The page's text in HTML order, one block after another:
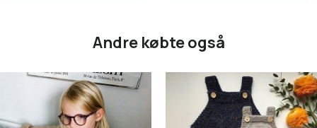
4343 Raspberry Sorbet
4353 Rustic Rose - NY
4372 Burgundy
4600 Jazzy Pink
4626 Shocking Pink
Andre købte også